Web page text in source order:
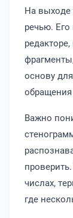
На выходе
речью.
основу
Важно
числах,
где